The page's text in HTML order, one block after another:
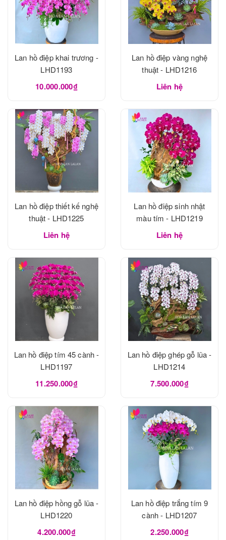
Lan hồ điệp khai trương -
LHD1193
10.000.000₫
Lan hồ điệp vàng nghệ
thuật - LHD1216
Liên hệ
Lan hồ điệp thiết kế nghệ
thuật - LHD1225
Liên hệ
Lan hồ điệp sinh nhật
màu tím - LHD1219
Liên hệ
Lan hồ điệp tím 45 cành -
LHD1197
11.250.000₫
Lan hồ điệp ghép gỗ lũa -
LHD1214
7.500.000₫
Lan hồ điệp hồng gỗ lũa -
LHD1220
4.200.000₫
Lan hồ điệp trắng tím 9
cành - LHD1207
2.250.000₫